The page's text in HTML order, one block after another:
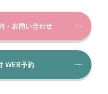
・お問い合わせ
WEB予約